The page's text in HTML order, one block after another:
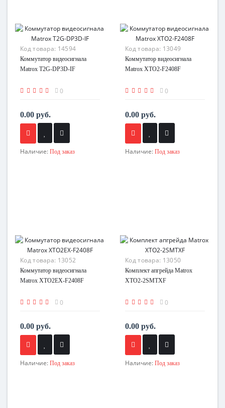
Код товара: 14594
Коммутатор видеосигнала
Matrox T2G-DP3D-IF
0
0.00 руб.
Наличие: Под заказ
Код товара: 13049
Коммутатор видеосигнала
Matrox XTO2-F2408F
0
0.00 руб.
Наличие: Под заказ
Код товара: 13052
Коммутатор видеосигнала
Matrox XTO2EX-F2408F
0
0.00 руб.
Наличие: Под заказ
Код товара: 13050
Комплект апгрейда Matrox
XTO2-2SMTXF
0
0.00 руб.
Наличие: Под заказ